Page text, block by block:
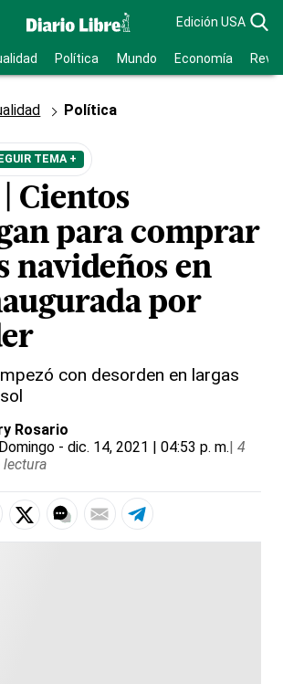
Edición USA
Política Mundo Economía
Política
TEMA +
Cientos
para comprar
navideños en
por
con desorden en largas
Rosario
- dic. 14, 2021 | 04:53 p. m.| 4